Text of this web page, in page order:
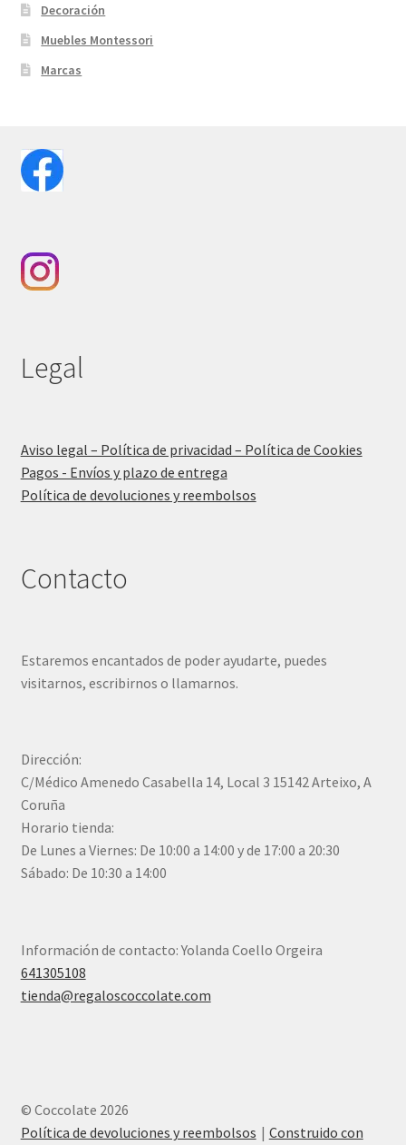
Decoración
Muebles Montessori
Marcas
Legal
Aviso legal – Política de privacidad – Política de Cookies
Pagos - Envíos y plazo de entrega
Política de devoluciones y reembolsos
Contacto
Estaremos encantados de poder ayudarte, puedes
visitarnos, escribirnos o llamarnos.
Dirección:
C/Médico Amenedo Casabella 14, Local 3 15142 Arteixo, A
Coruña
Horario tienda:
De Lunes a Viernes: De 10:00 a 14:00 y de 17:00 a 20:30
Sábado: De 10:30 a 14:00
Información de contacto: Yolanda Coello Orgeira
641305108
tienda@regaloscoccolate.com
© Coccolate 2026
Política de devoluciones y reembolsos
Construido con